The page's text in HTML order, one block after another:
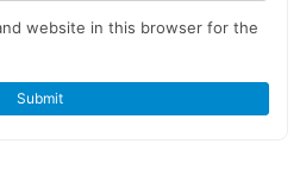
website in this browser for the
Submit